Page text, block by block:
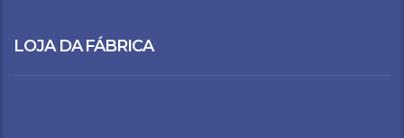
LOJA DA FÁBRICA